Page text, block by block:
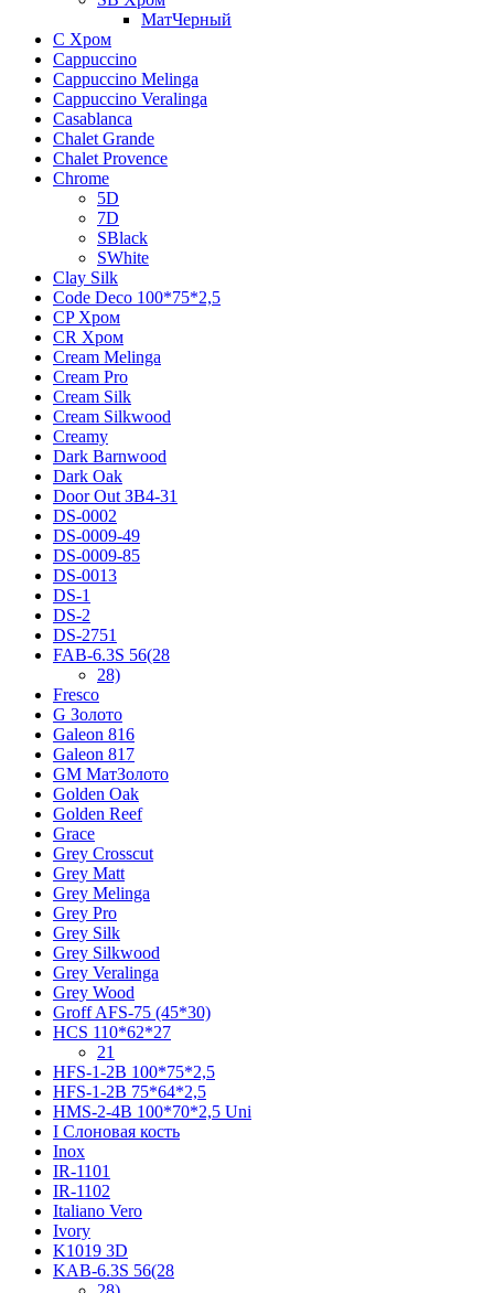
МатЧерный
C Хром
Cappuccino
Cappuccino Melinga
Cappuccino Veralinga
Casablanca
Chalet Grande
Chalet Provence
Chrome
5D
7D
SBlack
SWhite
Clay Silk
Code Deco 100*75*2,5
CP Хром
CR Хром
Cream Melinga
Cream Pro
Cream Silk
Cream Silkwood
Creamy
Dark Barnwood
Dark Oak
Door Out ЗВ4-31
DS-0002
DS-0009-49
DS-0009-85
DS-0013
DS-1
DS-2
DS-2751
FAB-6.3S 56(28
28)
Fresco
G Золото
Galeon 816
Galeon 817
GM МатЗолото
Golden Oak
Golden Reef
Grace
Grey Crosscut
Grey Matt
Grey Melinga
Grey Pro
Grey Silk
Grey Silkwood
Grey Veralinga
Grey Wood
Groff AFS-75 (45*30)
HCS 110*62*27
21
HFS-1-2B 100*75*2,5
HFS-1-2B 75*64*2,5
HMS-2-4B 100*70*2,5 Uni
I Слоновая кость
Inox
IR-1101
IR-1102
Italiano Vero
Ivory
K1019 3D
KAB-6.3S 56(28